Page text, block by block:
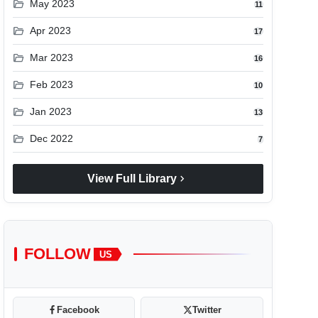
folder_open May 2023 11
folder_open Apr 2023 17
folder_open Mar 2023 16
folder_open Feb 2023 10
folder_open Jan 2023 13
folder_open Dec 2022 7
View Full Library chevron_right
FOLLOW US
Facebook Twitter